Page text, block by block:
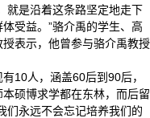
就是沿着这条路坚定地走下
受益。”骆介禹的学生、高
表示，他曾参与骆介禹教授
10人，涵盖60后到90后，
硕博求学都在东林，而后留
们永远不会忘记培养我们的